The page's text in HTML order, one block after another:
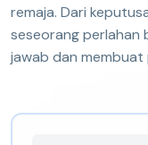
remaja. Dari
seseorang perlahan
jawab dan membuat